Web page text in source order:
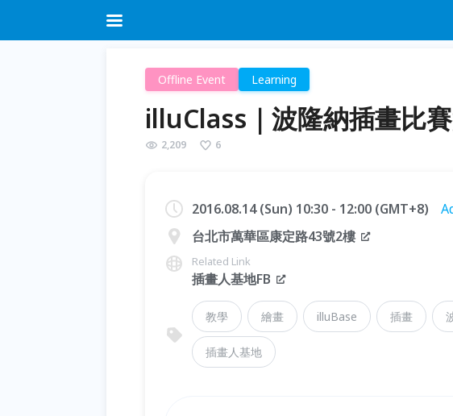
Offline Event Learning
illuClass｜波隆納插畫比
2,209 6
2016.08.14 (Sun) 10:30 - 12:00 (GMT+8)
台北市萬華區康定路43號2樓
Related Link
插畫人基地FB
教學 繪畫 illuBase 插畫
插畫人基地